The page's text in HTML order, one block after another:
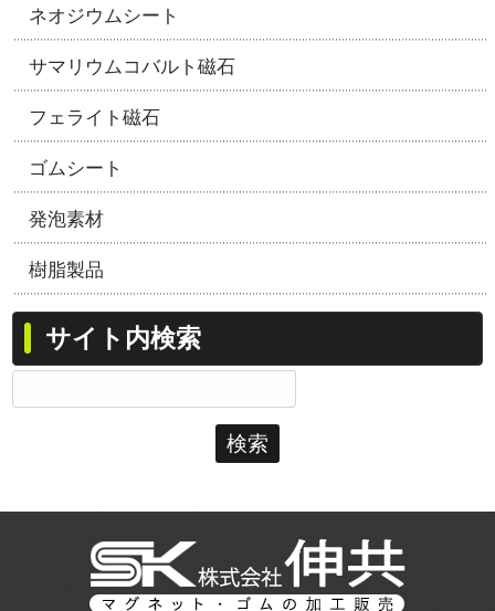
ネオジウムシート
サマリウムコバルト磁石
フェライト磁石
ゴムシート
発泡素材
樹脂製品
サイト内検索